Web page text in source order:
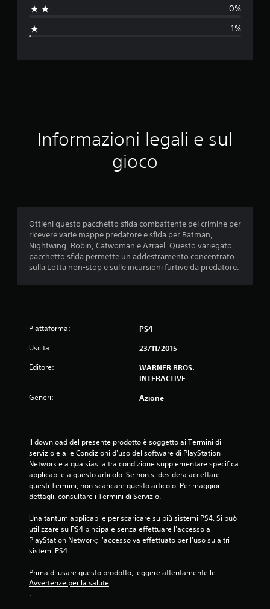
i
e
d
i
a
d
i
e
l
l
e
s
0%
1%
Informazioni legali e sul
gioco
Ottieni questo pacchetto sfida combattente del crimine per
ricevere varie mappe predatore e sfida per Batman,
Nightwing, Robin, Catwoman e Azrael. Questo variegato
pacchetto sfida permette un addestramento concentrato
sulla Lotta non-stop e sulle incursioni furtive da predatore.
Piattaforma: PS4
Uscita: 23/11/2015
Editore:
WARNER BROS.
INTERACTIVE
Generi: Azione
Il download del presente prodotto è soggetto ai Termini di
servizio e alle Condizioni d'uso del software di PlayStation
Network e a qualsiasi altra condizione supplementare specifica
applicabile a questo articolo. Se non si desidera accettare
questi Termini, non scaricare questo articolo. Per maggiori
dettagli, consultare i Termini di Servizio.
Una tantum applicabile per scaricare su più sistemi PS4. Si può
utilizzare su PS4 pincipale senza effettuare l'accesso a
PlayStation Network; l'accesso va effettuato per l'uso su altri
sistemi PS4.
Prima di usare questo prodotto, leggere attentamente le
Avvertenze per la salute
.